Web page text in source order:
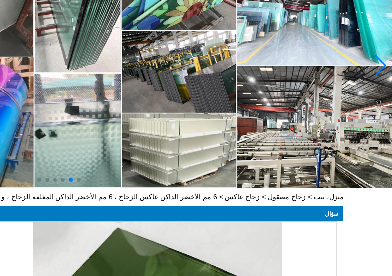
منزل، بيت > زجاج مصقول > زجاج عاكس > 6 مم الأخضر الداكن عاكس الزجاج ، 6 مم الأخضر الداكن المغلفة الزجاج ، و 6 مم الظلام الأخضر الطاقة الشمسية الزجاج
سؤال